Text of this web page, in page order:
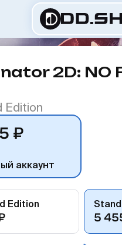
2D: NO
Edition
₽
аккаунт
Edition
5